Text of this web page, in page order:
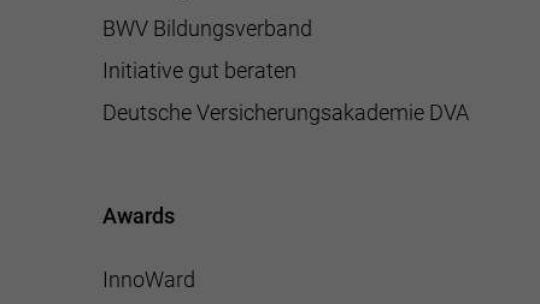
BWV Bildungsverband
Initiative gut beraten
Deutsche Versicherungsakademie DVA
Awards
InnoWard